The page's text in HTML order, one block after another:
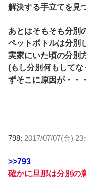
解決する手立てを見
あとはそもそも分別
ペットボトルは分別
実家にいた頃の分別
(もし分別何もして
ずそこに原因が・・
798: 2017/07/07(金)
>>793
確かに旦那は分別の